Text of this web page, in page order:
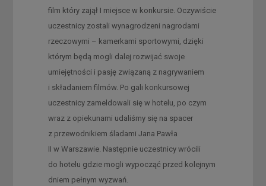
film który zajął I miejsce w konkursie. Oczywiście
uczestnicy zostali wynagrodzeni nagrodami
rzeczowymi – kamerkami sportowymi, dzięki
którym będą mogli dalej rozwijać swoje
umiejętności i pasję związaną z nagrywaniem
i składaniem filmów. Po gali konkursowej
uczestnicy zameldowali się w hotelu, po czym
wraz z opiekunami udaliśmy się na spacer
z przewodnikiem śladami Jana Pawła
II w Warszawie. Następnie uczestnicy wrócili
do hotelu gdzie mogli wypocząć przed kolejnym
dniem pełnym wyzwań.